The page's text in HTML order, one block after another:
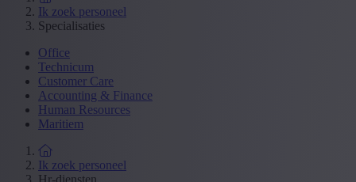
Ik zoek personeel
Specialisaties
Office
Technicum
Customer Care
Accounting & Finance
Human Resources
Maritiem
Ik zoek personeel
Hr-diensten